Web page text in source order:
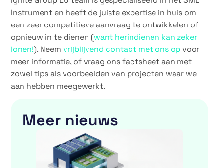
Instrument en heeft de juiste expertise in huis om
een zeer competitieve aanvraag te ontwikkelen of
opnieuw in te dienen (want herindienen kan zeker
lonen!). Neemvrijblijvend contact met ons opvoor
meer informatie, of vraag ons factsheet aan met
zowel tips als voorbeelden van projecten waar we
aan hebben meegewerkt.
Meer nieuws